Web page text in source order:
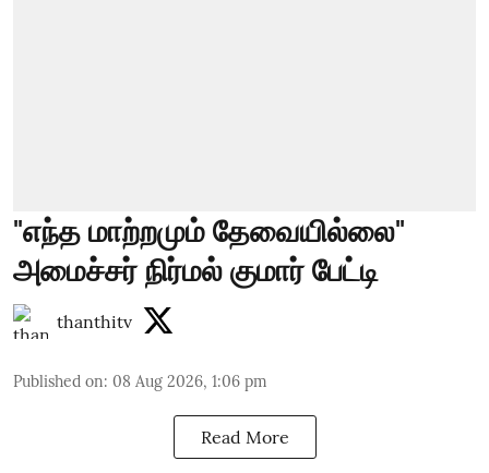
"எந்த மாற்றமும் தேவையில்லை"
அமைச்சர் நிர்மல் குமார் பேட்டி
thanthitv
Published on: 08 Aug 2026, 1:06 pm
Read More